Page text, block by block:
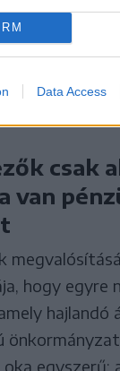
Data Access
„a
megoldást,
csak
van
hogy egyre
hajlandó
oka egyszerű: